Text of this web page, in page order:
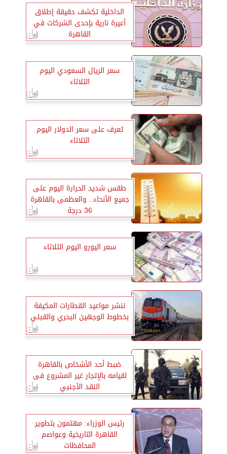
الداخلية تكشف حقيقة إطلاق
أعيرة نارية بإحدى الشركات في
القاهرة
سعر الريال السعودي اليوم
الثلاثاء
تعرف على سعر الدولار اليوم
الثلاثاء
طقس شديد الحرارة اليوم على
جميع الأنحاء.. والعظمى بالقاهرة
36 درجة
سعر اليورو اليوم الثلاثاء
ننشر مواعيد القطارات المكيفة
بخطوط الوجهين البحري والقبلي
ضبط أحد الأشخاص بالقاهرة
لقيامه بالإتجار غير المشروع فى
النقد الأجنبي
رئيس الوزراء: مهتمون بتطوير
القاهرة التاريخية وعواصم
المحافظات